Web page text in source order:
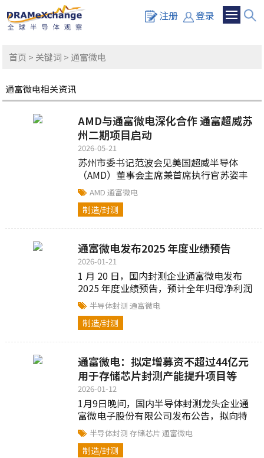
注册 登录
首页 > 关键词 > 通富微电
通富微电相关资讯
AMD与通富微电深化合作 通富超威苏
州二期项目启动
2026-05-21
苏州市委书记范波会见美国超威半导体
（AMD）董事会主席兼首席执行官苏姿丰
一行，双方共同出席通富超威十周年高质
量发展新启航暨新工厂二期项目启动仪式...
AMD通富微电
制造/封测
通富微电发布2025 年度业绩预告
2026-01-21
1 月 20 日，国内封测企业通富微电发布
2025 年度业绩预告，预计全年归母净利润
11 亿元 —13.5 亿元...
半导体封测通富微电
制造/封测
通富微电：拟定增募资不超过44亿元
用于存储芯片封测产能提升项目等
2026-01-12
1月9日晚间，国内半导体封测龙头企业通
富微电子股份有限公司发布公告，拟向特
定对象发行A股股票募集资金总额不超过44
亿元...
半导体封测 存储芯片通富微电
制造/封测